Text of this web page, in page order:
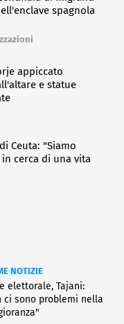
spagnola
appiccato
e statue
Ceuta: "Siamo
cerca di una vita
NOTIZIE
elettorale, Tajani:
ci sono problemi nella